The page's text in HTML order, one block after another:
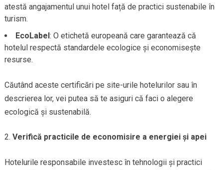
atestă angajamentul unui hotel față de practici sustenabile în
turism.
EcoLabel: O etichetă europeană care garantează că
hotelul respectă standardele ecologice și economisește
resurse.
Căutând aceste certificări pe site-urile hotelurilor sau în
descrierea lor, vei putea să te asiguri că faci o alegere
ecologică și sustenabilă.
Verifică practicile de economisire a energiei și apei
Hotelurile responsabile investesc în tehnologii și practici